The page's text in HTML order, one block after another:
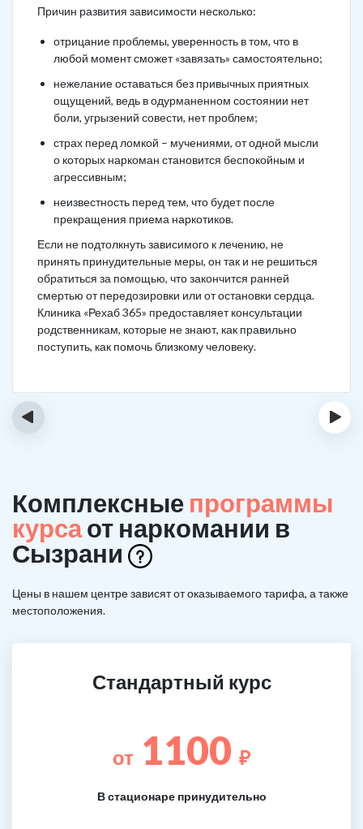
Причин развития зависимости несколько:
отрицание проблемы, уверенность в том, что в
любой момент сможет «завязать» самостоятельно;
нежелание оставаться без привычных приятных
ощущений, ведь в одурманенном состоянии нет
боли, угрызений совести, нет проблем;
страх перед ломкой – мучениями, от одной мысли
о которых наркоман становится беспокойным и
агрессивным;
неизвестность перед тем, что будет после
прекращения приема наркотиков.
Если не подтолкнуть зависимого к лечению, не
принять принудительные меры, он так и не решиться
обратиться за помощью, что закончится ранней
смертью от передозировки или от остановки сердца.
Клиника «Рехаб 365» предоставляет консультации
родственникам, которые не знают, как правильно
поступить, как помочь близкому человеку.
‹ ›
Комплексные программы
курсаот наркомании в
Сызрани
Цены в нашем центре зависят от оказываемого тарифа, а также
местоположения.
Стандартный курс
от 1100 ₽
В стационаре принудительно